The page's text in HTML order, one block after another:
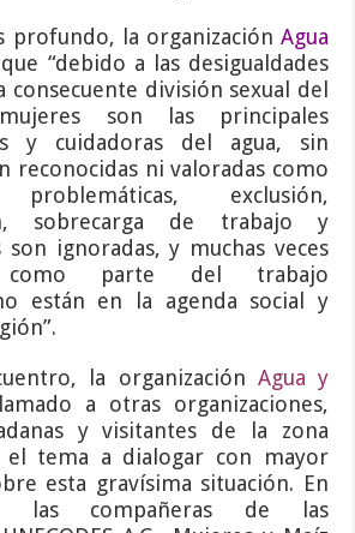
profundo, la organización Agua
“debido a las desigualdades
consecuente división sexual del
son las principales
y cuidadoras del agua, sin
reconocidas ni valoradas como
exclusión,
sobrecarga de trabajo y
son ignoradas, y muchas veces
como parte del trabajo
están en la agenda social y
la organización Agua y
a otras organizaciones,
y visitantes de la zona
el tema a dialogar con mayor
esta gravísima situación. En
las compañeras de las